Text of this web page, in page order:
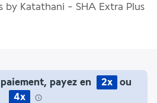
by Katathani - SHA Extra Plus
payez en 2x
ou
4x